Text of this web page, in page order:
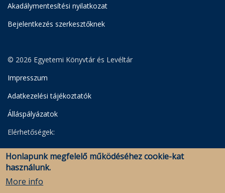
Akadálymentesítési nyilatkozat
Bejelentkezés szerkesztőknek
© 2026 Egyetemi Könyvtár és Levéltár
Impresszum
Adatkezelési tájékoztatók
Álláspályázatok
Elérhetőségek:
Egyetemi Könyvtár
Levéltár
Savaria Könyvtár és Levéltár (Szombathely)
Honlapunk megfelelő működéséhez cookie-kat
használunk.
More info